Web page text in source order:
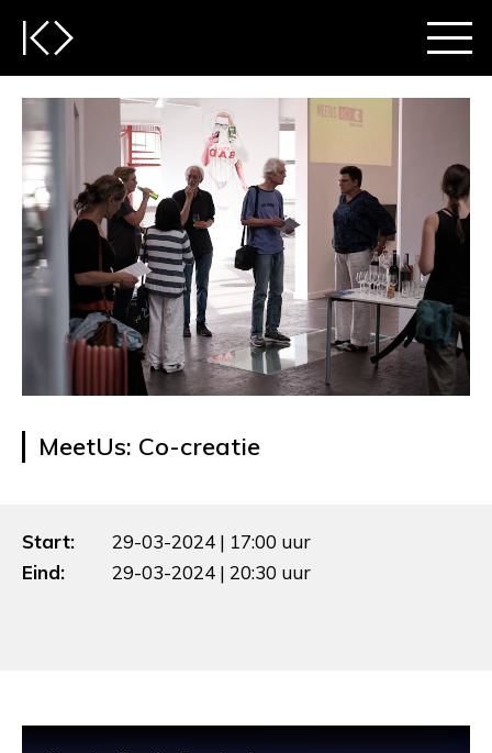
MeetUs: Co-creatie
Start:
29-03-2024 | 17:00 uur
Eind:
29-03-2024 | 20:30 uur